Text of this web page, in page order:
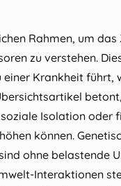
Rahmen, um
zu verstehen.
Krankheit führt,
Isolation oder
können.
ohne belastende